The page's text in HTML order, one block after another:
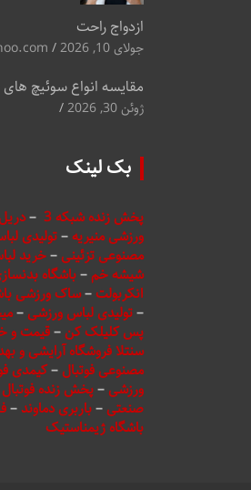
ازدواج راحت
جولای 10, 2026
مقایسه انواع سوئیچ های
ژوئن 30, 2026
بک لینک
پخش زنده شبکه 3 –
ورزشی منیریه–تولیدی
مصنوعی تزئینی –خرید
شیشه خم–باشگاه
انکربولت–ساک ورزشی
–تولیدی لباس ورزشی –
پس کلیلک کن –قیمت و
سنتلا فروشگاه آرایشی و
مصنوعی فوتبال –کیمدی
ورزشی –پخش زنده فوتبال
صنعتی –باربری دماوند–
باشگاه ژیمناستیک